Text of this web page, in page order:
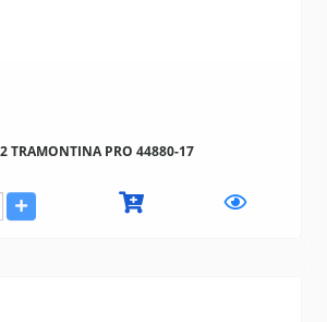
TRAMONTINA PRO 44880-17